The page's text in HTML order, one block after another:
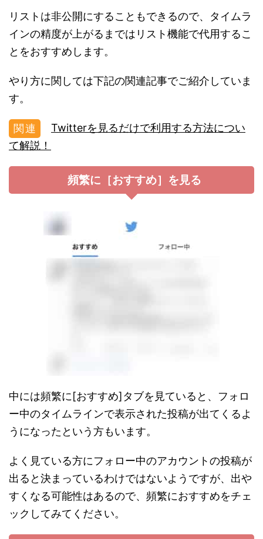
リストは非公開にすることもできるので、タイムラ
インの精度が上がるまではリスト機能で代用するこ
とをおすすめします。
やり方に関しては下記の関連記事でご紹介していま
す。
Twitterを見るだけで利用する方法につい
て解説！
頻繁に［おすすめ］を見る
中には頻繁に[おすすめ]タブを見ていると、フォロ
ー中のタイムラインで表示された投稿が出てくるよ
うになったという方もいます。
よく見ている方にフォロー中のアカウントの投稿が
出ると決まっているわけではないようですが、出や
すくなる可能性はあるので、頻繁におすすめをチェ
ックしてみてください。